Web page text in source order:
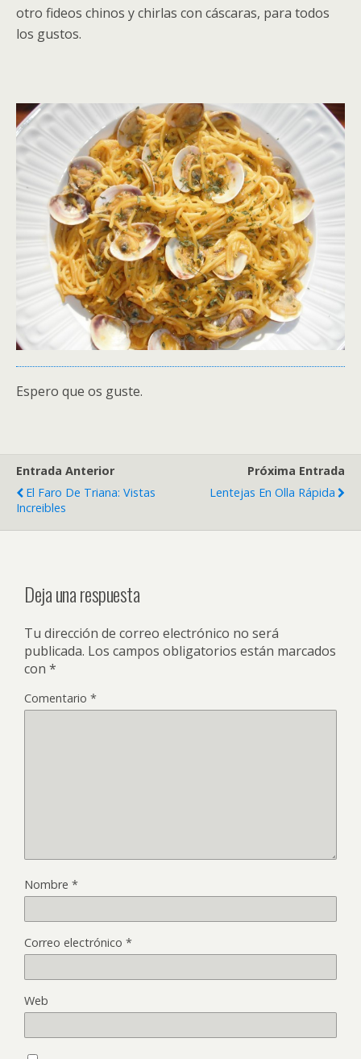
otro fideos chinos y chirlas con cáscaras, para todos
los gustos.
Espero que os guste.
Entrada Anterior
El Faro De Triana: Vistas
Increibles
Próxima Entrada
Lentejas En Olla Rápida
Deja una respuesta
Tu dirección de correo electrónico no será
publicada. Los campos obligatorios están marcados
con *
Comentario *
Nombre *
Correo electrónico *
Web